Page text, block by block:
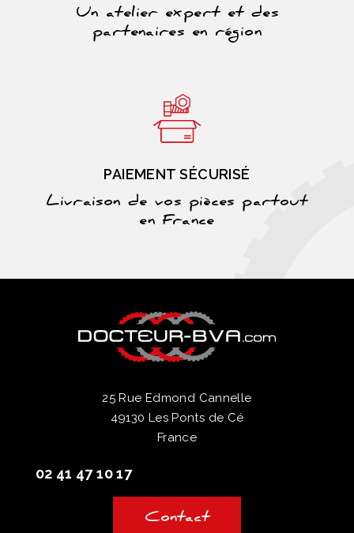
Un atelier expert et des
partenaires en région
PAIEMENT SÉCURISÉ
Livraison de vos pièces partout
en France
25 Rue Edmond Cannelle
49130 Les Ponts de Cé
France
02 41 47 10 17
Contact